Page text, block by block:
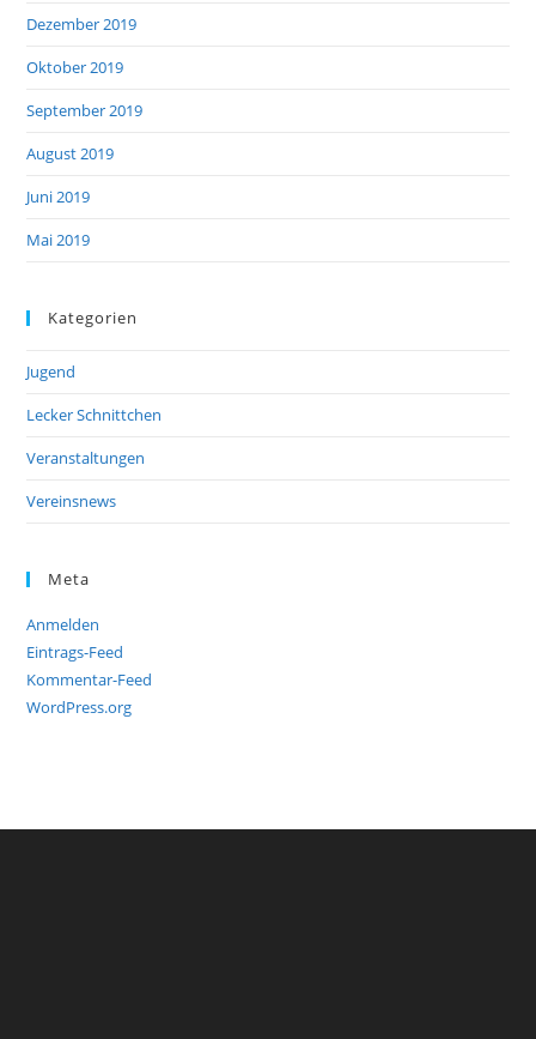
Dezember 2019
Oktober 2019
September 2019
August 2019
Juni 2019
Mai 2019
Kategorien
Jugend
Lecker Schnittchen
Veranstaltungen
Vereinsnews
Meta
Anmelden
Eintrags-Feed
Kommentar-Feed
WordPress.org